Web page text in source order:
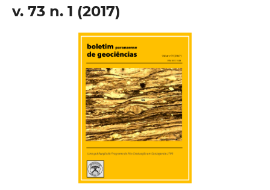
v. 73 n. 1 (2017)